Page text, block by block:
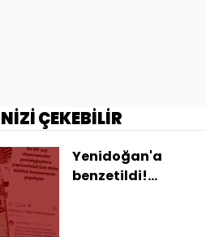
ÇEKEBİLİR
Yenidoğan'a
benzetildi!